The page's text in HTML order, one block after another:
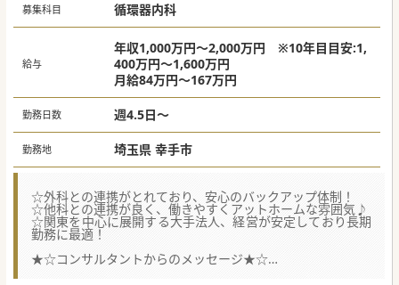
#秋入職可
募集科目 循環器内科
給与
年収1,000万円～2,000万円 ※10年目目安:1,
400万円～1,600万円
月給84万円～167万円
勤務日数 週4.5日～
勤務地 埼玉県 幸手市
☆外科との連携がとれており、安心のバックアップ体制！
☆他科との連携が良く、働きやすくアットホームな雰囲気♪
☆関東を中心に展開する大手法人、経営が安定しており長期
勤務に最適！
★☆コンサルタントからのメッセージ★☆
院内の風通しが非常に良い医療機関です。